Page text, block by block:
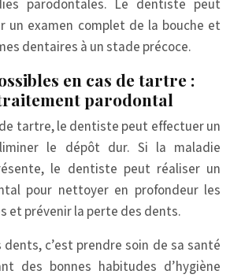
parodontales. Le dentiste peut
un examen complet de la bouche et
dentaires à un stade précoce.
en cas de tartre :
parodontal
tartre, le dentiste peut effectuer un
le dépôt dur. Si la maladie
le dentiste peut réaliser un
pour nettoyer en profondeur les
et prévenir la perte des dents.
dents, c’est prendre soin de sa santé
des bonnes habitudes d’hygiène